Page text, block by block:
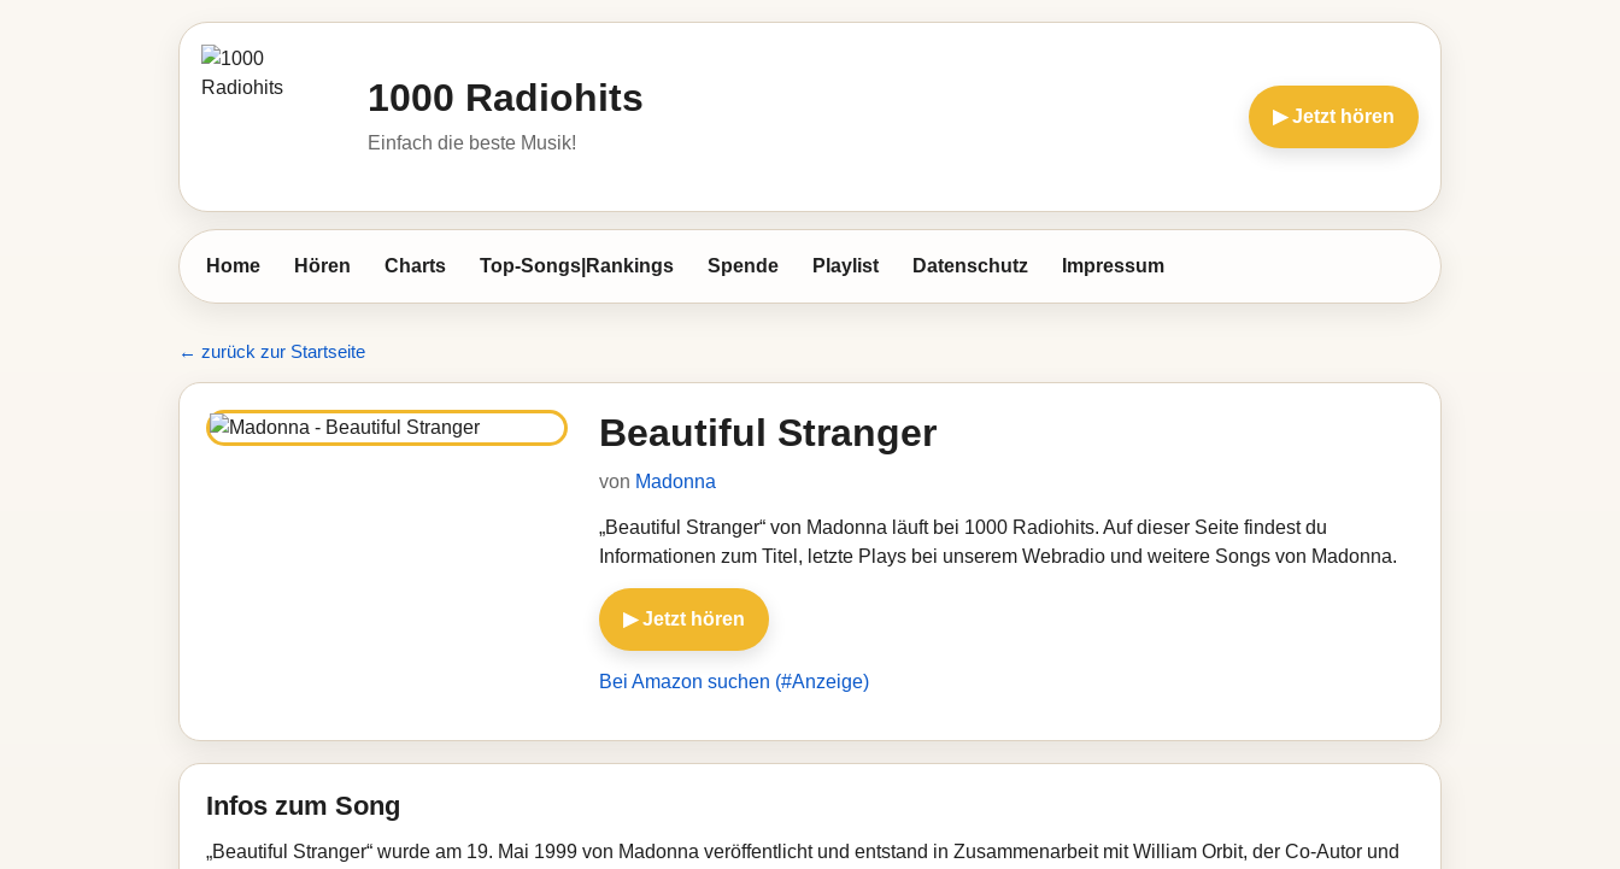
1000 Radiohits
Einfach die beste Musik!
▶ Jetzt hören
Home Hören Charts Top-Songs|Rankings Spende Playlist Datenschutz Impressum
← zurück zur Startseite
Beautiful Stranger
von Madonna
„Beautiful Stranger“ von Madonna läuft bei 1000 Radiohits. Auf dieser Seite findest du
Informationen zum Titel, letzte Plays bei unserem Webradio und weitere Songs von Madonna.
▶ Jetzt hören
Bei Amazon suchen (#Anzeige)
Infos zum Song
„Beautiful Stranger“ wurde am 19. Mai 1999 von Madonna veröffentlicht und entstand in Zusammenarbeit mit William Orbit, der Co-Autor und